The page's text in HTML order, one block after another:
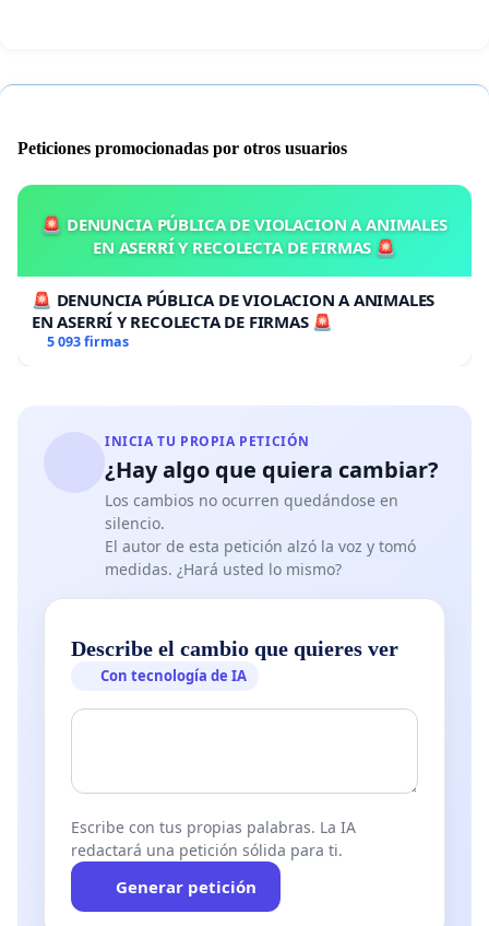
Peticiones promocionadas por otros usuarios
🚨 DENUNCIA PÚBLICA DE VIOLACION A ANIMALES
EN ASERRÍ Y RECOLECTA DE FIRMAS 🚨
🚨 DENUNCIA PÚBLICA DE VIOLACION A ANIMALES
EN ASERRÍ Y RECOLECTA DE FIRMAS 🚨
5 093 firmas
INICIA TU PROPIA PETICIÓN
¿Hay algo que quiera cambiar?
Los cambios no ocurren quedándose en
silencio.
El autor de esta petición alzó la voz y tomó
medidas. ¿Hará usted lo mismo?
Describe el cambio que quieres ver
Con tecnología de IA
Escribe con tus propias palabras. La IA
redactará una petición sólida para ti.
Generar petición